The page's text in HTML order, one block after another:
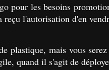
pour les besoins
l'autorisation d'en
plastique, mais vous
quand il s'agit de